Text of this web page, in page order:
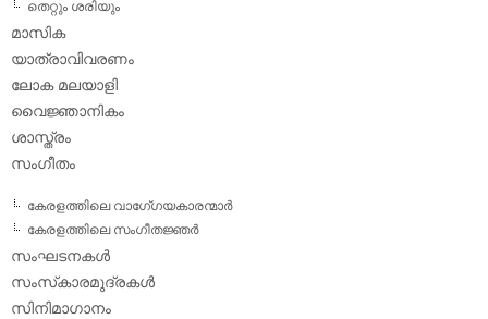
തെറ്റും ശരിയും
മാസിക
യാത്രാവിവരണം
ലോക മലയാളി
വൈജ്ഞാനികം
ശാസ്ത്രം
സംഗീതം
കേരളത്തിലെ വാഗേ്ഗയകാരന്മാര്‍
കേരളത്തിലെ സംഗീതജ്ഞര്‍
സംഘടനകള്‍
സംസ്‌കാരമുദ്രകള്‍
സിനിമാഗാനം